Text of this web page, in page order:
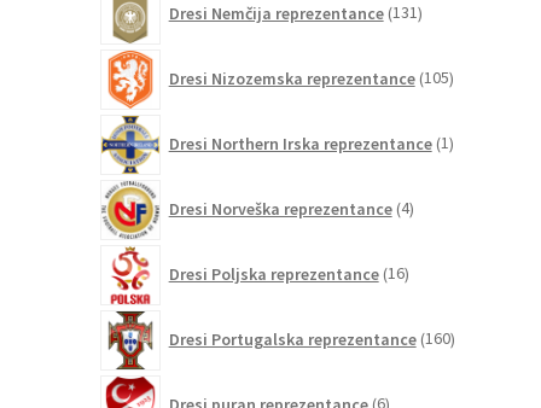
Dresi Nemčija reprezentance 131izdelkov
Dresi Nizozemska reprezentance 105izdelkov
Dresi Northern Irska reprezentance 1izdelek
Dresi Norveška reprezentance 4izdelki
Dresi Poljska reprezentance 16izdelkov
Dresi Portugalska reprezentance 160izdelkov